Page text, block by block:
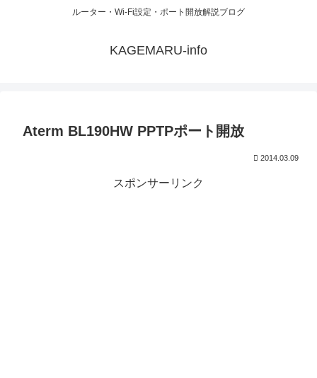
ルーター・Wi-Fi設定・ポート開放解説ブログ
KAGEMARU-info
Aterm BL190HW PPTPポート開放
2014.03.09
スポンサーリンク